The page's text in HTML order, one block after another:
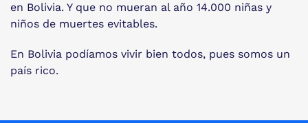
en Bolivia. Y que no mueran al año 14.000 niñas y
niños de muertes evitables.
En Bolivia podíamos vivir bien todos, pues somos un
país rico.